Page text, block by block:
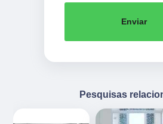
Enviar
Pesquisas